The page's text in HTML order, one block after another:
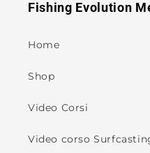
Fishing Evolution
Home
Shop
Video Corsi
Video corso